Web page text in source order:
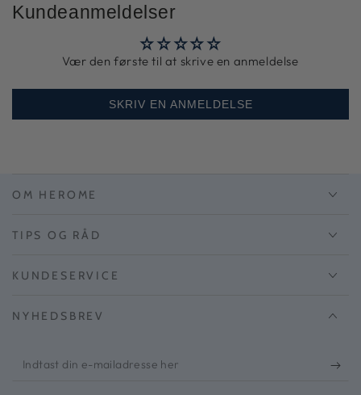
Kundeanmeldelser
Vær den første til at skrive en anmeldelse
SKRIV EN ANMELDELSE
OM HEROME
TIPS OG RÅD
KUNDESERVICE
NYHEDSBREV
Indtast